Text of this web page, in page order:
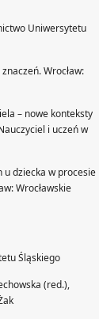
Uniwersytetu
Wrocław:
– nowe konteksty
i uczeń w
u dziecka w procesie
Wrocławskie
Śląskiego
(red.),